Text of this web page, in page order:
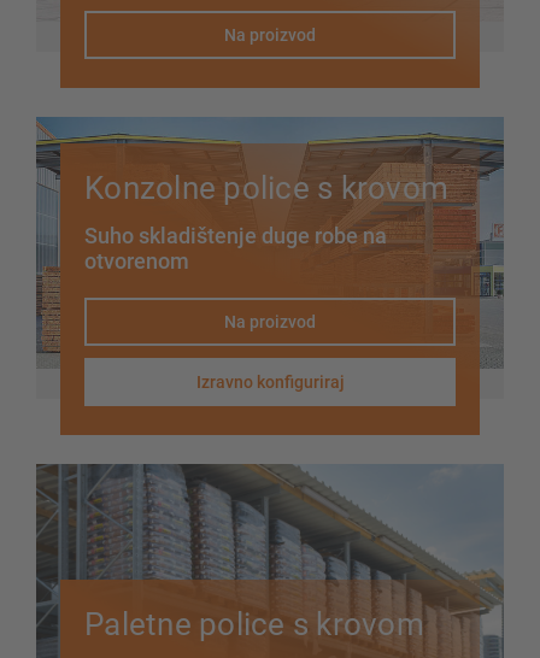
Na proizvod
Konzolne police s krovom
Suho skladištenje duge robe na
otvorenom
Na proizvod
Izravno konfiguriraj
Paletne police s krovom